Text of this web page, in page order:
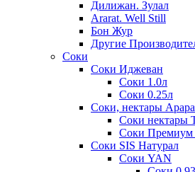
Дилижан. Зулал
Ararat. Well Still
Бон Жур
Другие
Соки
Соки Иджеван
Соки 1.0л
Соки 0.25л
Соки, нектары
Соки нектары
Соки Премиум
Соки SIS Натурал
Соки YAN